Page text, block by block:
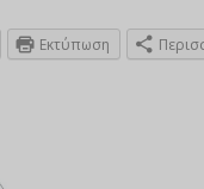
Εκτύπωση